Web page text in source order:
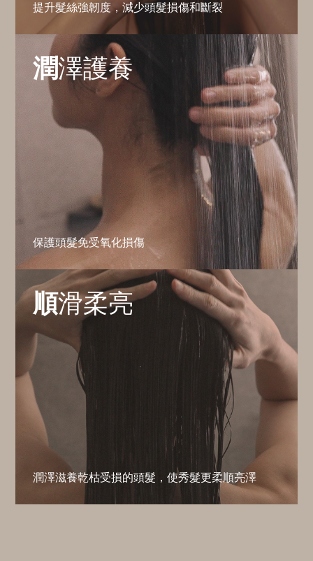
提升髮絲強韌度，減少頭髮損傷和斷裂
潤澤護養
保護頭髮免受氧化損傷
順滑柔亮
潤澤滋養乾枯受損的頭髮，使秀髮更柔順亮澤